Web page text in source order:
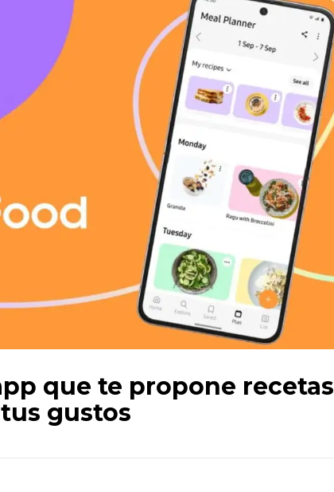
que te propone recetas
gustos